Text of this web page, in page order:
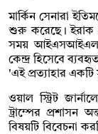
মার্কিন সেনারা
শুরু করেছে। ইরাক ও
সময় আইএসআইএল
কেন্দ্র হিসেবে
'এই প্রত্যাহার একটি
ওয়াল স্ট্রিট
ট্রাম্পের প্রশাসন
বিষয়টি বিবেচনা